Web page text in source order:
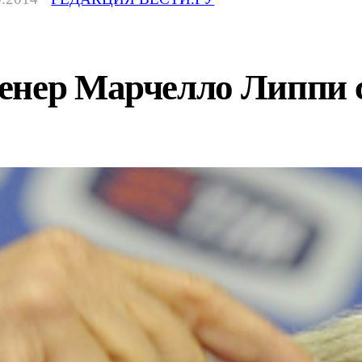
Марчелло Липпи